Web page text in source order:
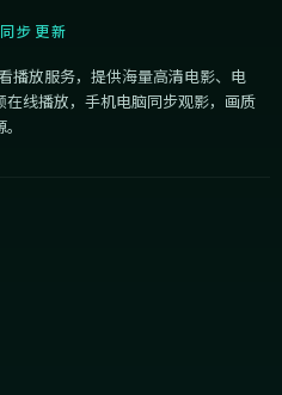
步更新
播放服务，提供海量高清电影、电
线播放，手机电脑同步观影，画质